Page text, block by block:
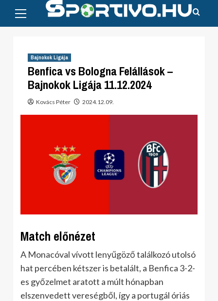
content
Menu
Bajnokok Ligája
Benfica vs Bologna Felállások –
Bajnokok Ligája 11.12.2024
Kovács Péter 2024.12.09.
Match előnézet
A Monacóval vívott lenyűgöző találkozó utolsó
hat percében kétszer is betalált, a Benfica 3-2-
es győzelmet aratott a múlt hónapban
elszenvedett vereségből, így a portugál óriás